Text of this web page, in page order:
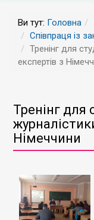
Ви тут: Головна
Співпраця із
Тренінг для
експертів з
Тренінг для
Німеччини